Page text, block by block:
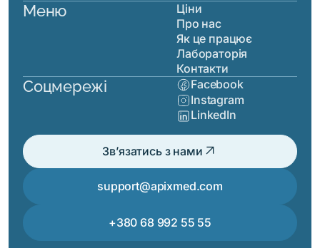
Меню
Ціни
Про нас
Як це працює
Лабораторія
Контакти
Соцмережі
Facebook
Instagram
LinkedIn
Зв’язатись з нами arrow_outward
support@apixmed.com
+380 68 992 55 55